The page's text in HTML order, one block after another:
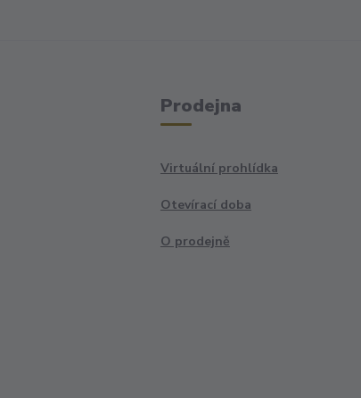
Prodejna
Virtuální prohlídka
Otevírací doba
O prodejně